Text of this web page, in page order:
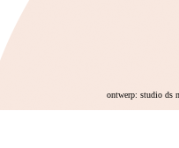
ontwerp: studio ds